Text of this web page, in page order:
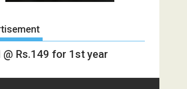
@ Rs.149 for 1st year